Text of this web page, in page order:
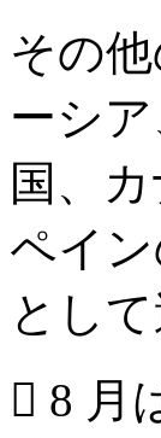
その
ーシ
国、
ペイ
とし
 8 月